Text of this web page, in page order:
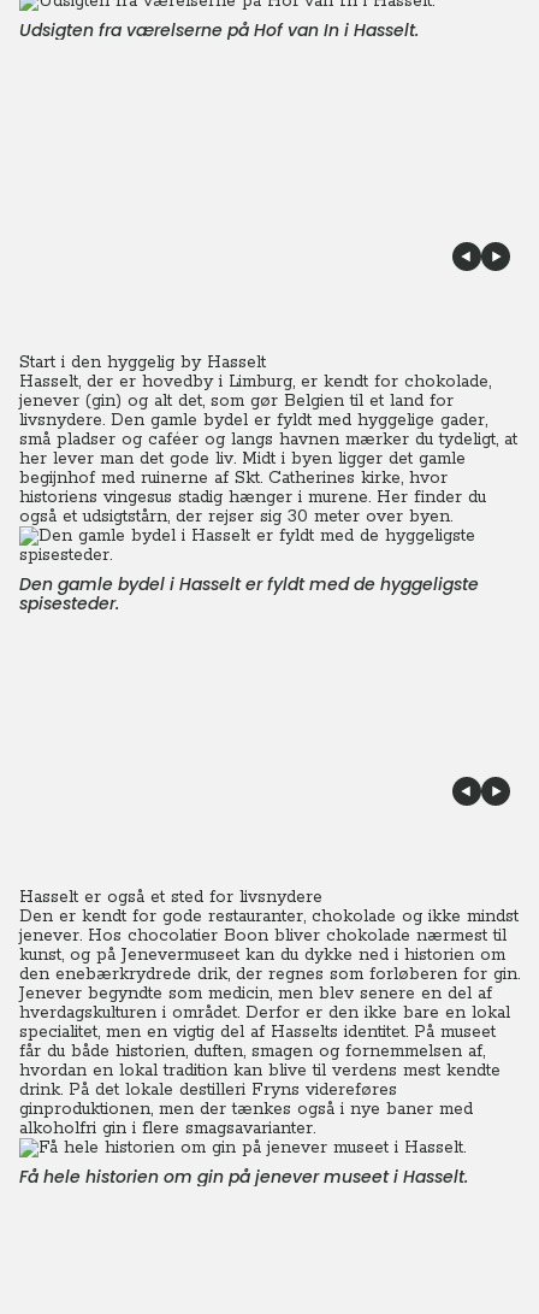
Udsigten fra værelserne på Hof van In i Hasselt.
Start i den hyggelig by Hasselt
Hasselt, der er hovedby i Limburg, er kendt for chokolade,
jenever (gin) og alt det, som gør Belgien til et land for
livsnydere. Den gamle bydel er fyldt med hyggelige gader,
små pladser og caféer og langs havnen mærker du tydeligt, at
her lever man det gode liv. Midt i byen ligger det gamle
begijnhof med ruinerne af Skt. Catherines kirke, hvor
historiens vingesus stadig hænger i murene. Her finder du
også et udsigtstårn, der rejser sig 30 meter over byen.
Den gamle bydel i Hasselt er fyldt med de hyggeligste
spisesteder.
Hasselt er også et sted for livsnydere
Den er kendt for gode restauranter, chokolade og ikke mindst
jenever. Hos chocolatier Boon bliver chokolade nærmest til
kunst, og på Jenevermuseet kan du dykke ned i historien om
den enebærkrydrede drik, der regnes som forløberen for gin.
Jenever begyndte som medicin, men blev senere en del af
hverdagskulturen i området. Derfor er den ikke bare en lokal
specialitet, men en vigtig del af Hasselts identitet. På museet
får du både historien, duften, smagen og fornemmelsen af,
hvordan en lokal tradition kan blive til verdens mest kendte
drink. På det lokale destilleri Fryns videreføres
ginproduktionen, men der tænkes også i nye baner med
alkoholfri gin i flere smagsavarianter.
Få hele historien om gin på jenever museet i Hasselt.